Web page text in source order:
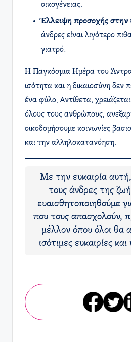
οικογένειας.
Έλλειψη προσοχής στην
άνδρες είναι λιγότερο
γιατρό.
Η Παγκόσμια Ημέρα του Άντρα
ισότητα και η δικαιοσύνη δεν
ένα φύλο. Αντίθετα,
όλους τους ανθρώπους,
οικοδομήσουμε κοινωνίες
και την αλληλοκατανόηση.
Με την ευκαιρία
τους άνδρες της
ευαισθητοποιηθούμε
που τους απασχολούν,
μέλλον όπου όλοι θα
ισότιμες ευκαιρίες και